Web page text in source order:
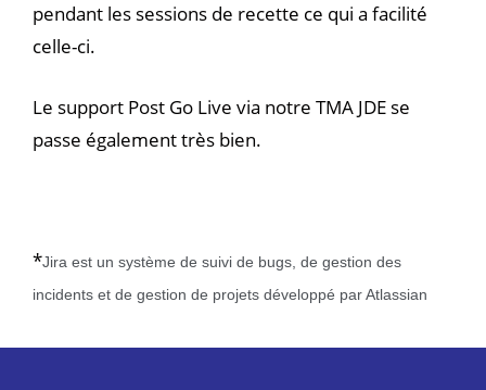
pendant les sessions de recette ce qui a facilité
celle-ci.
Le support Post Go Live via notre TMA JDE se
passe également très bien.
*Jira est un système de suivi de bugs, de gestion des
incidents et de gestion de projets développé par Atlassian